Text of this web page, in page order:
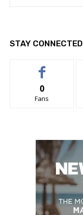
STAY CONNECTED
0
Fans